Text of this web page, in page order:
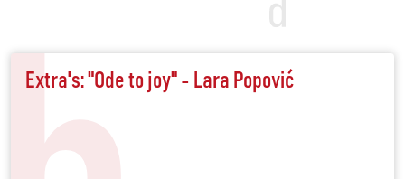
Extra's: "Ode to joy" - Lara Popović